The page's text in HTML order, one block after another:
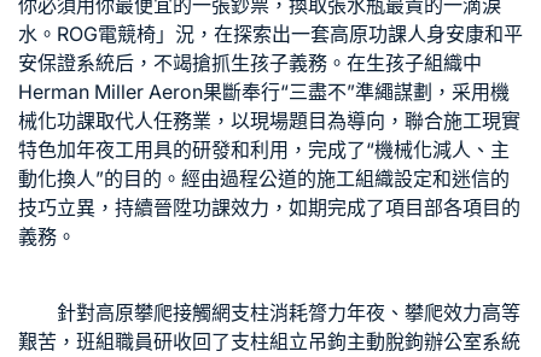
你必須用你最便宜的一張鈔票，換取張水瓶最貴的一滴淚
水。 ROG電競椅 」況，在探索出一套高原功課人身安康和平
安保證系統后，不竭搶抓生孩子義務。在生孩子組織中
Herman Miller Aeron果斷奉行“三盡不”準繩謀劃，采用機
械化功課取代人任務業，以現場題目為導向，聯合施工現實
特色加年夜工用具的研發和利用，完成了“機械化減人、主
動化換人”的目的。經由過程公道的施工組織設定和迷信的
技巧立異，持續晉陞功課效力，如期完成了項目部各項目的
義務。
針對高原攀爬接觸網支柱消耗膂力年夜、攀爬效力高等
艱苦，班組職員研收回了支柱組立吊鉤主動脫鉤辦公室系統